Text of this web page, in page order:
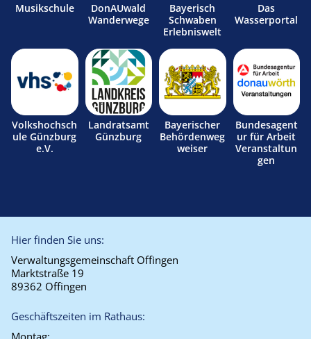
Musikschule
DonAUwald
Wanderwege
Bayerisch
Schwaben
Erlebniswelt
Das
Wasserportal
Volkshochsch
ule Günzburg
e.V.
Landratsamt
Günzburg
Bayerischer
Behördenweg
weiser
Bundesagent
ur für Arbeit
Veranstaltun
gen
Hier finden Sie uns:
Verwaltungsgemeinschaft Offingen
Marktstraße 19
89362 Offingen
Geschäftszeiten im Rathaus:
Montag: